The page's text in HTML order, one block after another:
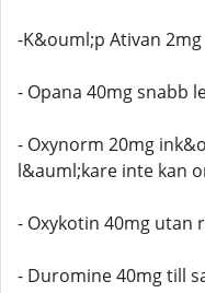
-K&ouml;p Ativan
- Opana 40mg snabb
- Oxynorm 20mg
l&auml;kare inte kan
- Oxykotin 40mg utan
- Duromine 40mg till